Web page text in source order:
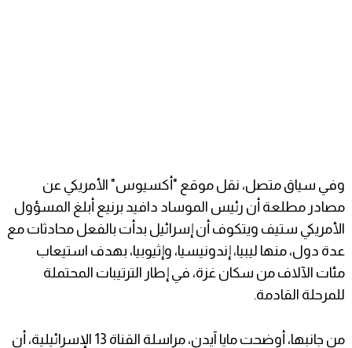
وفي سياق متصل، نقل موقع "أكسيوس" الأمريكي عن
مصادر مطلعة أن رئيس الموساد دافيد برنيع أبلغ المسؤول
الأمريكي ستيف ويتكوف أن إسرائيل بدأت بالفعل محادثات مع
عدة دول، منها ليبيا، إندونيسيا، وإثيوبيا، بهدف استيعاب
مئات الآلاف من سكان غزة، في إطار الترتيبات المحتملة
للمرحلة القادمة.
من جانبها، أوضحت مايا آيدن، مراسلة القناة 13 الإسرائيلية، أن